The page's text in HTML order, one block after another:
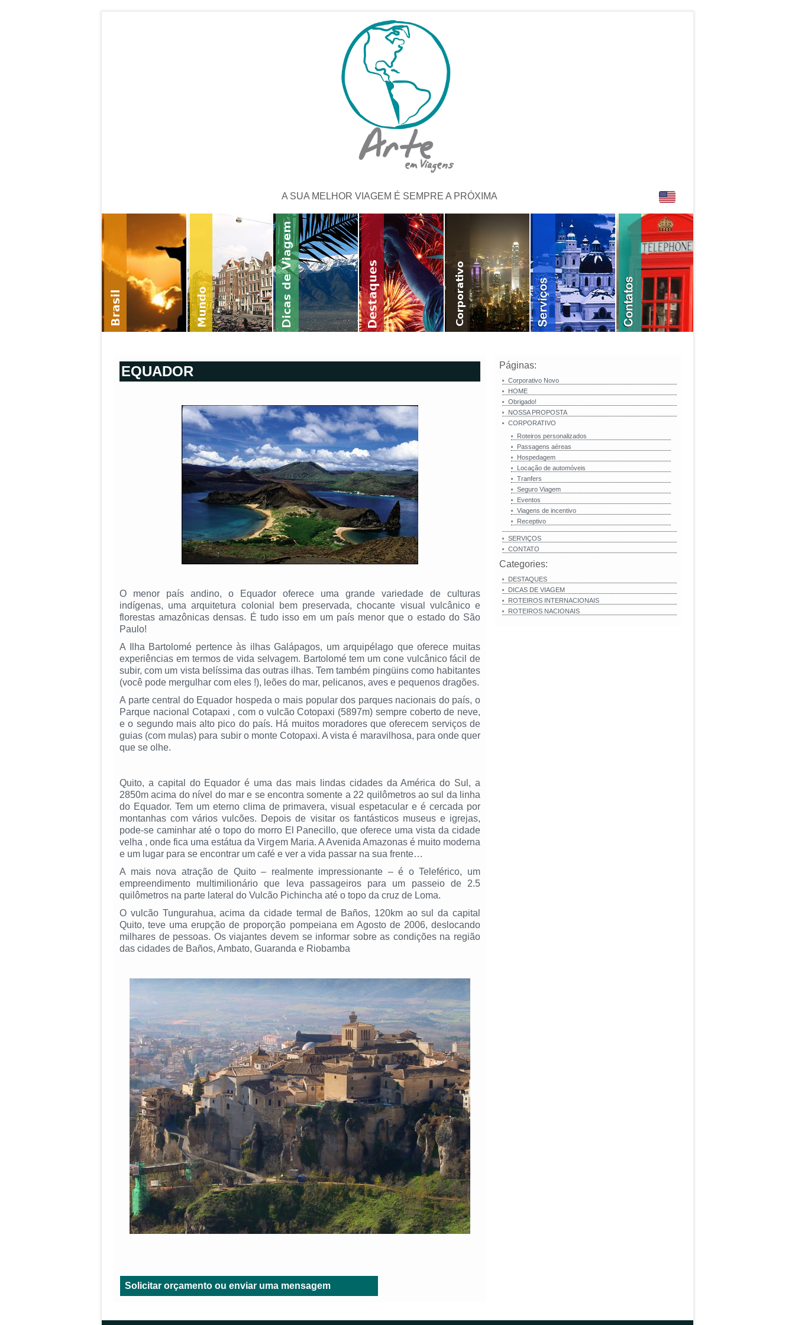
A SUA MELHOR VIAGEM É SEMPRE A PRÓXIMA
EQUADOR
O menor país andino, o Equador oferece uma grande variedade de culturas
indígenas, uma arquitetura colonial bem preservada, chocante visual vulcânico e
florestas amazônicas densas. É tudo isso em um país menor que o estado do São
Paulo!
A Ilha Bartolomé pertence às ilhas Galápagos, um arquipélago que oferece muitas
experiências em termos de vida selvagem. Bartolomé tem um cone vulcânico fácil de
subir, com um vista belíssima das outras ilhas. Tem também pingüins como habitantes
(você pode mergulhar com eles !), leões do mar, pelicanos, aves e pequenos dragões.
A parte central do Equador hospeda o mais popular dos parques nacionais do país, o
Parque nacional Cotapaxi , com o vulcão Cotopaxi (5897m) sempre coberto de neve,
e o segundo mais alto pico do país. Há muitos moradores que oferecem serviços de
guias (com mulas) para subir o monte Cotopaxi. A vista é maravilhosa, para onde quer
que se olhe.
Quito, a capital do Equador é uma das mais lindas cidades da América do Sul, a
2850m acima do nível do mar e se encontra somente a 22 quilômetros ao sul da linha
do Equador. Tem um eterno clima de primavera, visual espetacular e é cercada por
montanhas com vários vulcões. Depois de visitar os fantásticos museus e igrejas,
pode-se caminhar até o topo do morro El Panecillo, que oferece uma vista da cidade
velha , onde fica uma estátua da Virgem Maria. A Avenida Amazonas é muito moderna
e um lugar para se encontrar um café e ver a vida passar na sua frente…
A mais nova atração de Quito – realmente impressionante – é o Teleférico, um
empreendimento multimilionário que leva passageiros para um passeio de 2.5
quilômetros na parte lateral do Vulcão Pichincha até o topo da cruz de Loma.
O vulcão Tungurahua, acima da cidade termal de Baños, 120km ao sul da capital
Quito, teve uma erupção de proporção pompeiana em Agosto de 2006, deslocando
milhares de pessoas. Os viajantes devem se informar sobre as condições na região
das cidades de Baños, Ambato, Guaranda e Riobamba
Solicitar orçamento ou enviar uma mensagem
Páginas:
Corporativo Novo
HOME
Obrigado!
NOSSA PROPOSTA
CORPORATIVO
Roteiros personalizados
Passagens aéreas
Hospedagem
Locação de automóveis
Tranfers
Seguro Viagem
Eventos
Viagens de incentivo
Receptivo
SERVIÇOS
CONTATO
Categories:
DESTAQUES
DICAS DE VIAGEM
ROTEIROS INTERNACIONAIS
ROTEIROS NACIONAIS